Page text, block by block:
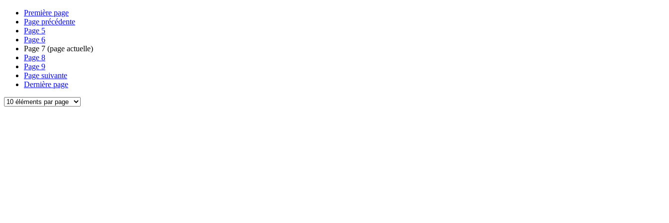
Première page
Page précédente
Page 5
Page 6
Page 7 (page actuelle)
Page 8
Page 9
Page suivante
Dernière page